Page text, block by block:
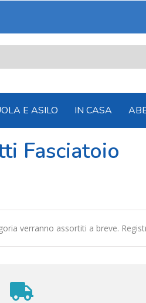
E ASILO IN CASA
Fasciatoio
verranno assortiti a breve.